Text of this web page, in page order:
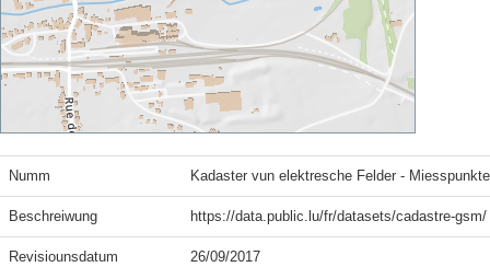
Numm Kadaster vun elektresche Felder -
Beschreiwung https://data.public.lu/fr/datasets/cadastre-gsm/
Revisiounsdatum 26/09/2017